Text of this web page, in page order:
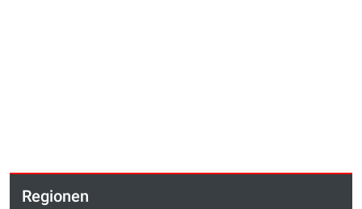
Regionen